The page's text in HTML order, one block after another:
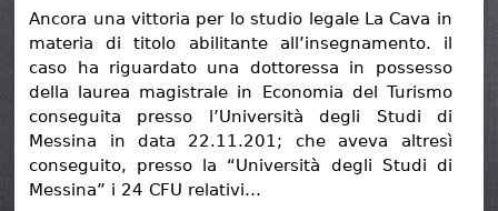
Ancora una vittoria per lo studio legale La Cava in
materia di titolo abilitante all’insegnamento. il
caso ha riguardato una dottoressa in possesso
della laurea magistrale in Economia del Turismo
conseguita presso l’Università degli Studi di
Messina in data 22.11.201; che aveva altresì
conseguito, presso la “Università degli Studi di
Messina” i 24 CFU relativi…